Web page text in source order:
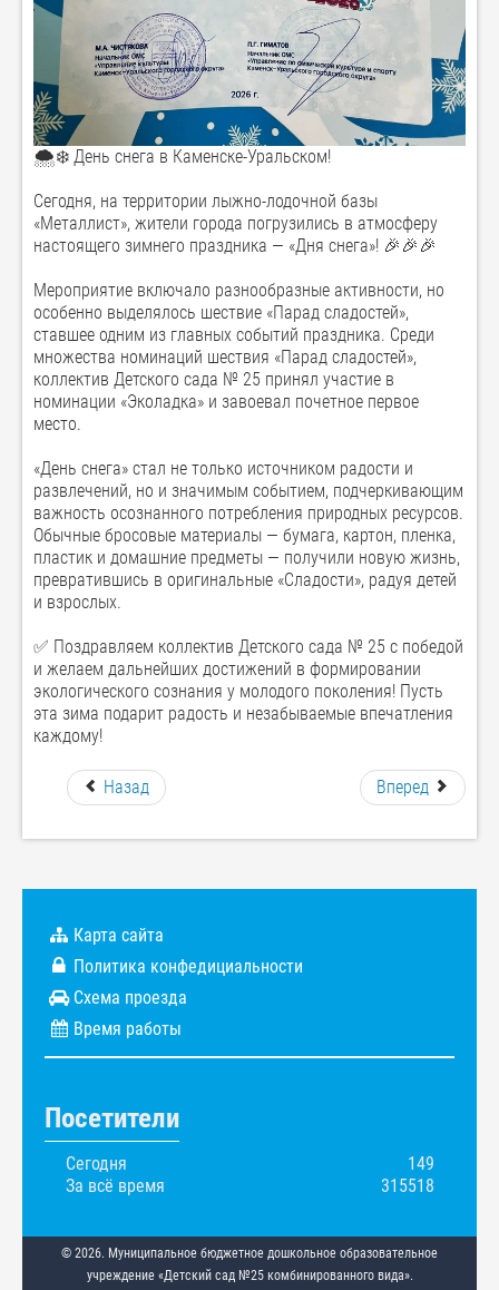
🌨️❄️ День снега в Каменске-Уральском!
Сегодня, на территории лыжно-лодочной базы
«Металлист», жители города погрузились в атмосферу
настоящего зимнего праздника — «Дня снега»! 🎉🎉🎉
Мероприятие включало разнообразные активности, но
особенно выделялось шествие «Парад сладостей»,
ставшее одним из главных событий праздника. Среди
множества номинаций шествия «Парад сладостей»,
коллектив Детского сада № 25 принял участие в
номинации «Эколадка» и завоевал почетное первое
место.
«День снега» стал не только источником радости и
развлечений, но и значимым событием, подчеркивающим
важность осознанного потребления природных ресурсов.
Обычные бросовые материалы — бумага, картон, пленка,
пластик и домашние предметы — получили новую жизнь,
превратившись в оригинальные «Сладости», радуя детей
и взрослых.
✅ Поздравляем коллектив Детского сада № 25 с победой
и желаем дальнейших достижений в формировании
экологического сознания у молодого поколения! Пусть
эта зима подарит радость и незабываемые впечатления
каждому!
Назад Вперед
Карта сайта
Политика конфедициальности
Схема проезда
Время работы
Посетители
Сегодня
149
За всё время
315518
© 2026. Муниципальное бюджетное дошкольное образовательное
учреждение «Детский сад №25 комбинированного вида».